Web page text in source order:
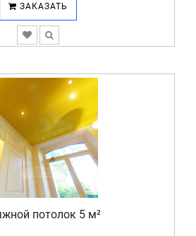
ЗАКАЗАТЬ
потолок 5 м²